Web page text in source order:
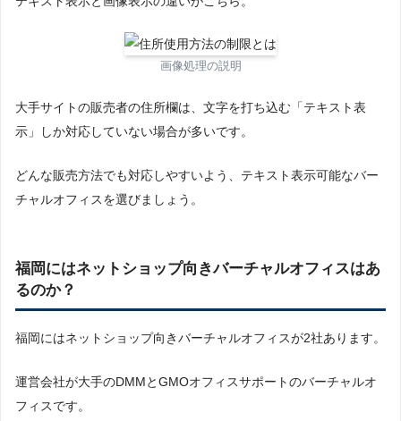
画像処理の説明
大手サイトの販売者の住所欄は、文字を打ち込む「テキスト表
示」しか対応していない場合が多いです。
どんな販売方法でも対応しやすいよう、テキスト表示可能なバー
チャルオフィスを選びましょう。
福岡にはネットショップ向きバーチャルオフィスはあ
るのか？
福岡にはネットショップ向きバーチャルオフィスが2社あります。
運営会社が大手のDMMとGMOオフィスサポートのバーチャルオ
フィスです。